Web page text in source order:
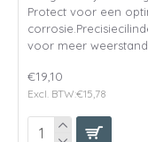
Protect voor een
voor meer weerstand
€19,10
Excl. BTW:€15,78